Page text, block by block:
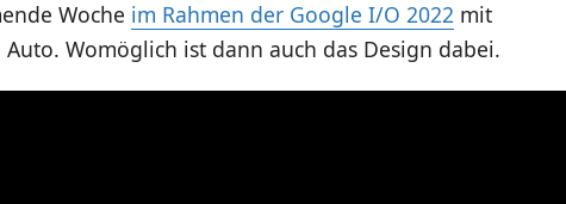
Woche im Rahmen der Google I/O 2022mit
Womöglich ist dann auch das Design dabei.